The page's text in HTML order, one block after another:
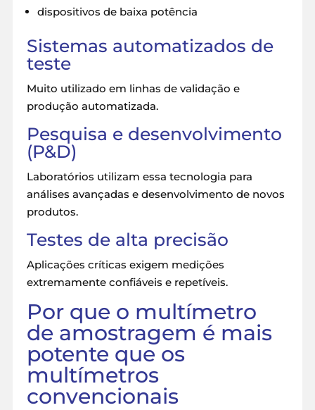
dispositivos de baixa potência
Sistemas automatizados de
teste
Muito utilizado em linhas de validação e
produção automatizada.
Pesquisa e desenvolvimento
(P&D)
Laboratórios utilizam essa tecnologia para
análises avançadas e desenvolvimento de novos
produtos.
Testes de alta precisão
Aplicações críticas exigem medições
extremamente confiáveis e repetíveis.
Por que o multímetro
de amostragem é mais
potente que os
multímetros
convencionais